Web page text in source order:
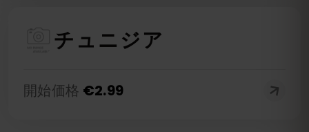
チュニジア
開始価格 €2.99